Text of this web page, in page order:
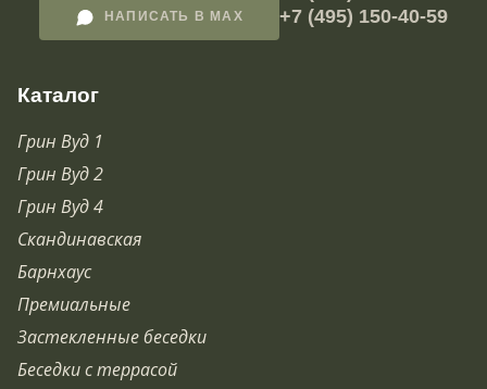
НАПИСАТЬ В MAX
+7 (495) 150-40-59
Каталог
Грин Вуд 1
Грин Вуд 2
Грин Вуд 4
Скандинавская
Барнхаус
Премиальные
Застекленные беседки
Беседки с террасой